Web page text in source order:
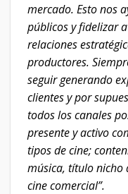
mercado. Esto nos
públicos y fidelizar
relaciones
productores.
seguir generando
clientes y por
todos los canales
presente y activo
tipos de cine;
música, título nicho
cine comercial”.